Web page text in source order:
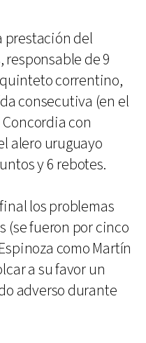
prestación del
responsable de 9
correntino,
consecutiva (en el
con
alero uruguayo
y 6 rebotes.
los problemas
(se fueron por cinco
como Martín
a su favor un
adverso durante